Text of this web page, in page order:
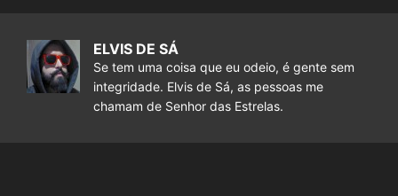
ELVIS DE SÁ
Se tem uma coisa que eu odeio, é gente sem
integridade. Elvis de Sá, as pessoas me
chamam de Senhor das Estrelas.